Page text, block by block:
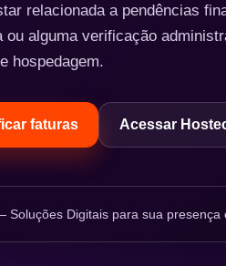
relacionada a pendências
ou alguma verificação
hospedagem.
faturas Acessar
Soluções Digitais para sua presença